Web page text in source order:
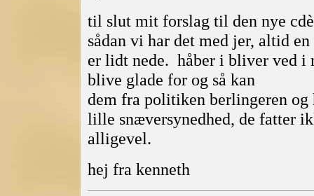
til slut mit forslag til den nye
sådan vi har det med jer, altid
er lidt nede. håber i bliver ved i
blive glade for og så kan
dem fra politiken berlingeren og
lille snæversynedhed, de fatter
alligevel.
hej fra kenneth